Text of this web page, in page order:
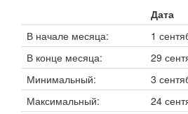
Дата
В начале месяца:
1
В конце месяца:
29
Минимальный:
3
Максимальный:
24